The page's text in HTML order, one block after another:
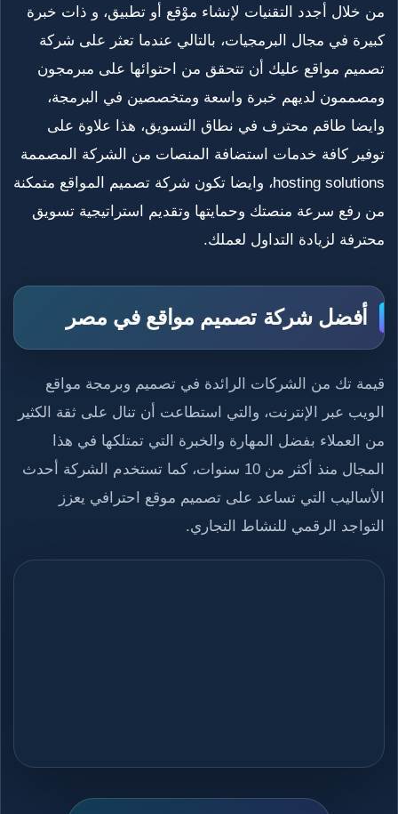
من خلال أجدد التقنيات لإنشاء موْقع أو تطبيق، و ذات خبرة
كبيرة في مجال البرمجيات، بالتالي عندما تعثر على شركة
تصميم مواقع عليك أن تتحقق من احتوائها على مبرمجون
ومصممون لديهم خبرة واسعة ومتخصصين في البرمجة،
وايضا طاقم محترف في نطاق التسويق، هذا علاوة على
توفير كافة خدمات استضافة المنصات من الشركة المصممة
hosting solutions، وايضا تكون شركة تصميم المواقع متمكنة
من رفع سرعة منصتك وحمايتها وتقديم استراتيجية تسويق
محترفة لزيادة التداول لعملك.
أفضل شركة تصميم مواقع في مصر
قيمة تك من الشركات الرائدة في تصميم وبرمجة مواقع
الويب عبر الإنترنت، والتي استطاعت أن تنال على ثقة الكثير
من العملاء بفضل المهارة والخبرة التي تمتلكها في هذا
المجال منذ أكثر من 10 سنوات، كما تستخدم الشركة أحدث
الأساليب التي تساعد على تصميم موقع احترافي يعزز
التواجد الرقمي للنشاط التجاري.